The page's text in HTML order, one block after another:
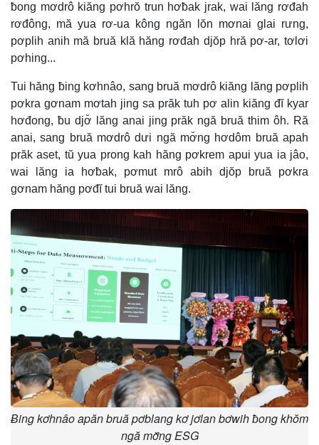
ƀong mơdrô kiăng pơhrŏ trun hơƀak jrak, wai lăng rơđah
rơđông, mă yua rơ-ua kông ngăn lŏn mơnai glai rưng,
pơplih anih mă bruă klă hăng rơđah djŏp hră pơ-ar, tơlơi
pơhing...
Tui hăng ƀing kơhnâo, sang bruă mơdrô kiăng lăng pơplih
pơkra gơnam mơtah jing sa prăk tuh pơ alin kiăng đĭ kyar
hơđong, ƀu djơ̆ lăng anai jing prăk ngă bruă thim ôh. Ră
anai, sang bruă mơdrô dưi ngă mơ̆ng hơdôm bruă apah
prăk aset, tŭ yua prong kah hăng pơkrem apui yua ia jâo,
wai lăng ia hơƀak, pơmut mrô abih djŏp bruă pơkra
gơnam hăng pơđĭ tui bruă wai lăng.
Ƀing kơhnâo apăn bruă pơblang kơ jơlan bơwih ƀong khŏm
ngă mơ̆ng ESG